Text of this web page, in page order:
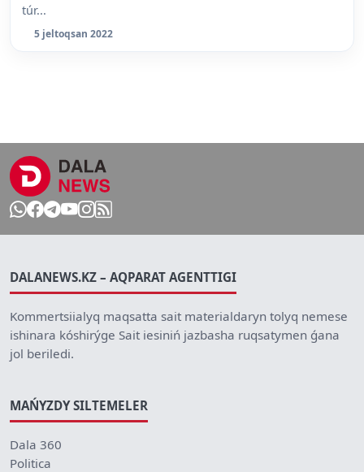
túr...
5 jeltoqsan 2022
DALANEWS.KZ – AQPARAT AGENTTIGI
Kommertsiialyq maqsatta sait materialdaryn tolyq nemese
ishinara kóshirýge Sait iesiniń jazbasha ruqsatymen ǵana
jol beriledi.
MAŃYZDY SILTEMELER
Dala 360
Politica